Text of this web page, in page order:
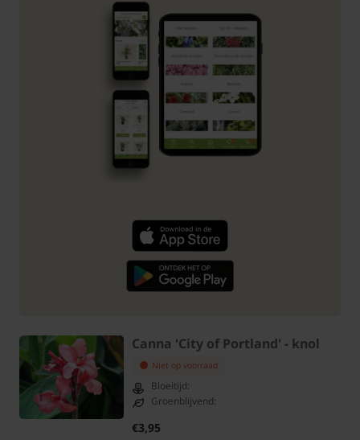
Canna 'City of Portland' - knol
Niet op voorraad
Bloeitijd:
Groenblijvend:
€3,95